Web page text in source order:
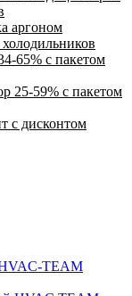
аргоном
65% с пакетом
25-59% с пакетом
с дисконтом
TEAM